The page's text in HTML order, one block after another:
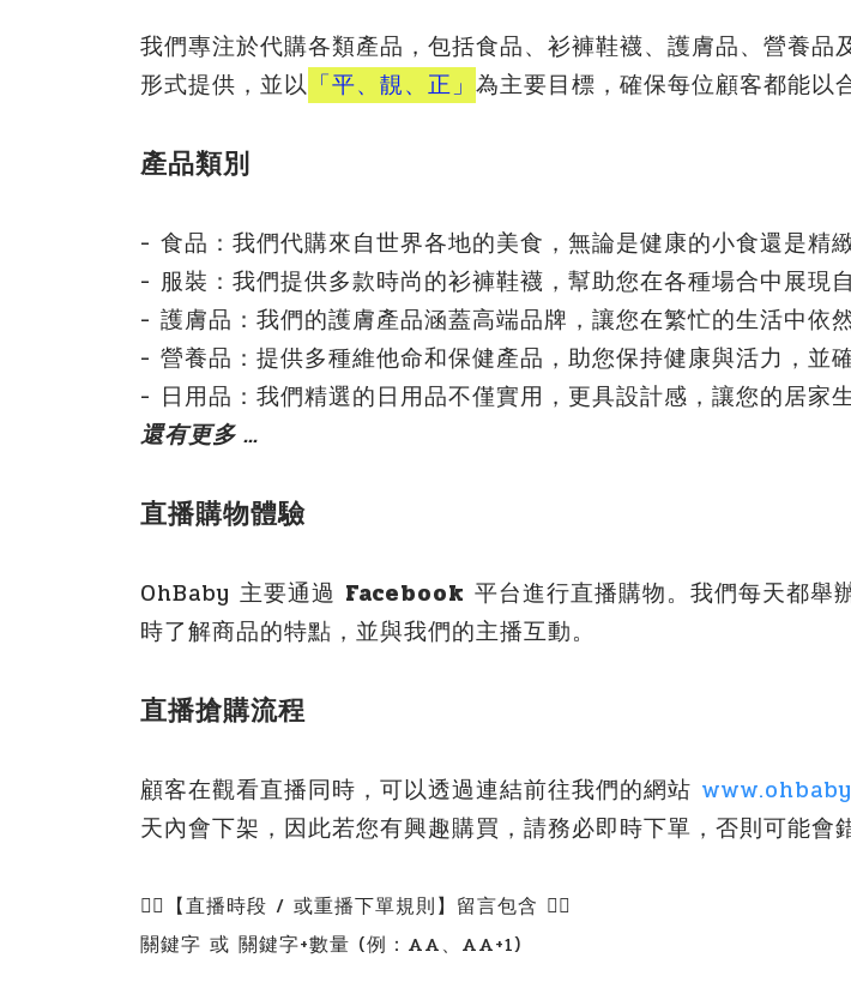
我們專注於代購各類產品，包括食品、衫褲鞋襪、護膚品、營養
形式提供，並以 「平、靚、正」 為主要目標，確保每位顧客都能以
產品類別
- 食品：我們代購來自世界各地的美食，無論是健康的小食還是精
- 服裝：我們提供多款時尚的衫褲鞋襪，幫助您在各種場合中展現
- 護膚品：我們的護膚產品涵蓋高端品牌，讓您在繁忙的生活中依
- 營養品：提供多種維他命和保健產品，助您保持健康與活力，並確
- 日用品：我們精選的日用品不僅實用，更具設計感，讓您的居家
還有更多 ...
直播購物體驗
OhBaby 主要通過 Facebook 平台進行直播購物。我們每天都舉
時了解商品的特點，並與我們的主播互動。
直播搶購流程
顧客在觀看直播同時，可以透過連結前往我們的網站
天內會下架，因此若您有興趣購買，請務必即時下單，否則可能會
👇🏻【直播時段 / 或重播下單規則】留言包含 👇🏻
關鍵字 或 關鍵字+數量 (例：AA、AA+1)